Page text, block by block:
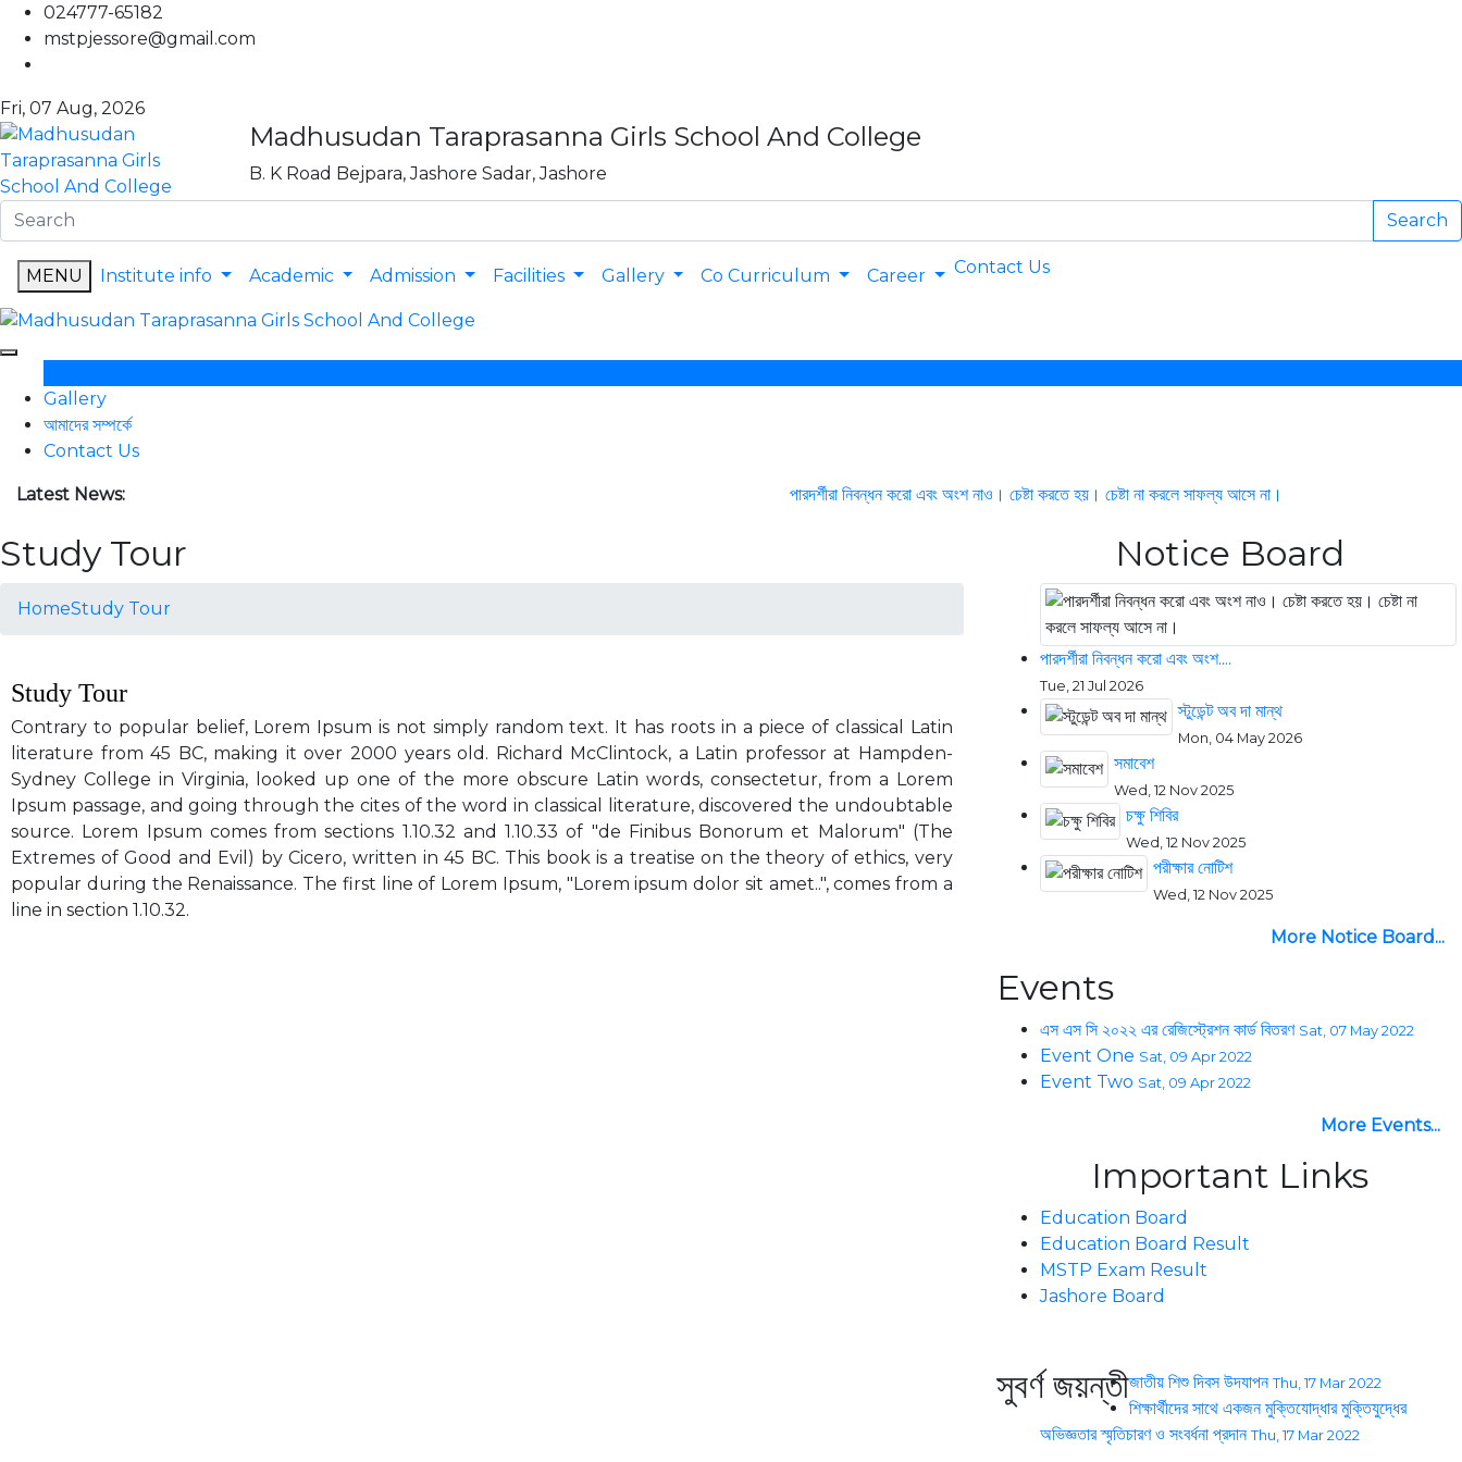
024777-65182
mstpjessore@gmail.com
Fri, 07 Aug, 2026
Madhusudan Taraprasanna Girls School And College
B. K Road Bejpara, Jashore Sadar, Jashore
Search
MENU Institute info Academic Admission Facilities Gallery Co Curriculum Career Contact Us
Gallery
আমাদের সম্পর্কে
Contact Us
Latest News: পারদর্শীরা নিবন্ধন করো এবং অংশ নাও। চেষ্টা করতে হয়। চেষ্টা না করলে সাফল্য আসে না।
Study Tour
HomeStudy Tour
Study Tour
Contrary to popular belief, Lorem Ipsum is not simply random text. It has roots in a piece of classical Latin
literature from 45 BC, making it over 2000 years old. Richard McClintock, a Latin professor at Hampden-
Sydney College in Virginia, looked up one of the more obscure Latin words, consectetur, from a Lorem
Ipsum passage, and going through the cites of the word in classical literature, discovered the undoubtable
source. Lorem Ipsum comes from sections 1.10.32 and 1.10.33 of "de Finibus Bonorum et Malorum" (The
Extremes of Good and Evil) by Cicero, written in 45 BC. This book is a treatise on the theory of ethics, very
popular during the Renaissance. The first line of Lorem Ipsum, "Lorem ipsum dolor sit amet..", comes from a
line in section 1.10.32.
Notice Board
পারদর্শীরা নিবন্ধন করো এবং অংশ....
Tue, 21 Jul 2026
স্টুডেন্ট অব দা মান্থ
Mon, 04 May 2026
সমাবেশ
Wed, 12 Nov 2025
চক্ষু শিবির
Wed, 12 Nov 2025
পরীক্ষার নোটিশ
Wed, 12 Nov 2025
More Notice Board...
Events
এস এস সি ২০২২ এর রেজিস্ট্রেশন কার্ড বিতরণ Sat, 07 May 2022
Event One Sat, 09 Apr 2022
Event Two Sat, 09 Apr 2022
More Events...
Important Links
Education Board
Education Board Result
MSTP Exam Result
Jashore Board
সুবর্ণ জয়ন্তীজাতীয় শিশু দিবস উদযাপন Thu, 17 Mar 2022
শিক্ষার্থীদের সাথে একজন মুক্তিযোদ্ধার মুক্তিযুদ্ধের
অভিজ্ঞতার স্মৃতিচারণ ও সংবর্ধনা প্রদান Thu, 17 Mar 2022